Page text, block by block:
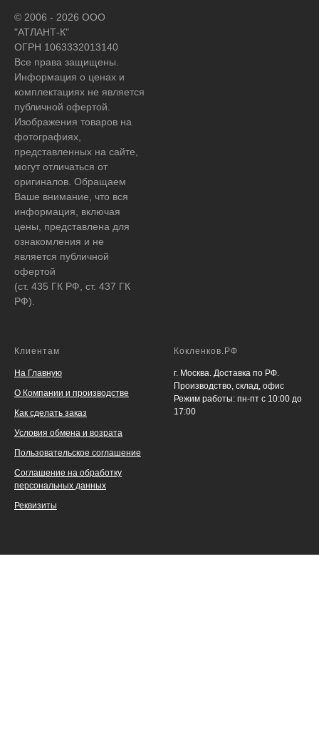
© 2006 - 2026 ООО
"АТЛАНТ-К"
ОГРН 1063332013140
Все права защищены.
Информация о ценах и
комплектациях не является
публичной офертой.
Изображения товаров на
фотографиях,
представленных на сайте,
могут отличаться от
оригиналов. Обращаем
Ваше внимание, что вся
информация, включая
цены, представлена для
ознакомления и не
является публичной
офертой
(ст. 435 ГК РФ, ст. 437 ГК
РФ).
Клиентам
На Главную
О Компании и производстве
Как сделать заказ
Условия обмена и возрата
Пользовательское соглашение
Соглашение на обработку
персональных данных
Реквизиты
Кокленков.РФ
г. Москва. Доставка по РФ.
Производство, склад, офис
Режим работы: пн-пт с 10:00 до
17:00